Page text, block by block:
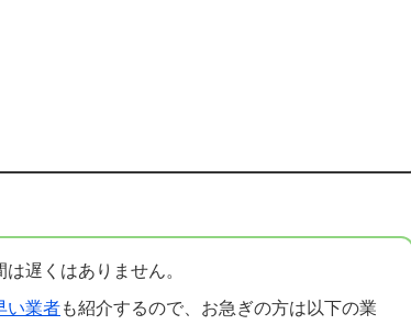
遅くはありません。
い業者も紹介するので、お急ぎの方は以下の業